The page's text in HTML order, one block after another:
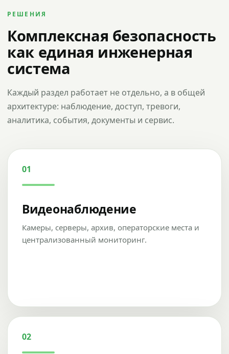
РЕШЕНИЯ
Комплексная безопасность
как единая инженерная
система
Каждый раздел работает не отдельно, а в общей
архитектуре: наблюдение, доступ, тревоги,
аналитика, события, документы и сервис.
01
Видеонаблюдение
Камеры, серверы, архив, операторские места и
централизованный мониторинг.
02